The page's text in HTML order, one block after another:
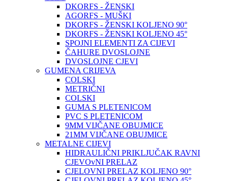
DKORFS - ŽENSKI
AGORFS - MUŠKI
DKORFS - ŽENSKI KOLJENO 90°
DKORFS - ŽENSKI KOLJENO 45°
SPOJNI ELEMENTI ZA CIJEVI
ČAHURE DVOSLOJNE
DVOSLOJNE CJEVI
GUMENA CRIJEVA
COLSKI
METRIČNI
COLSKI
GUMA S PLETENICOM
PVC S PLETENICOM
9MM VIJČANE OBUJMICE
21MM VIJČANE OBUJMICE
METALNE CIJEVI
HIDRAULIČNI PRIKLJUČAK RAVNI
CJEVOvNI PRELAZ
CJELOVNI PRELAZ KOLJENO 90°